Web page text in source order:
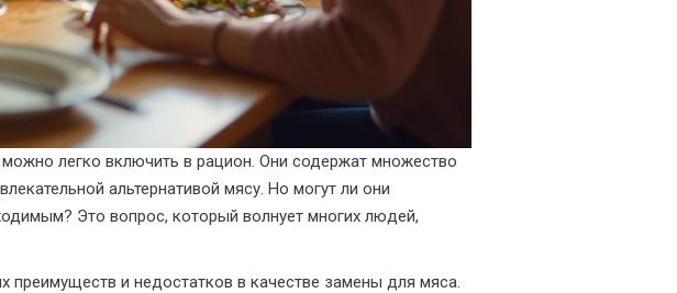
легко включить в рацион. Они содержат множество
альтернативой мясу. Но могут ли они
Это вопрос, который волнует многих людей,
преимуществ и недостатков в качестве замены для мяса.